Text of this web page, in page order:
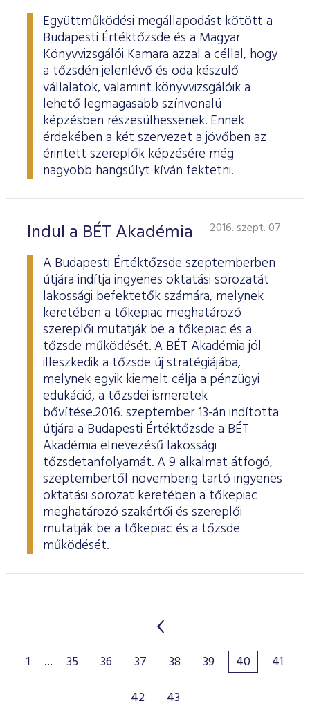
Együttműködési megállapodást kötött a
Budapesti Értéktőzsde és a Magyar
Könyvvizsgálói Kamara azzal a céllal, hogy
a tőzsdén jelenlévő és oda készülő
vállalatok, valamint könyvvizsgálóik a
lehető legmagasabb színvonalú
képzésben részesülhessenek. Ennek
érdekében a két szervezet a jövőben az
érintett szereplők képzésére még
nagyobb hangsúlyt kíván fektetni.
Indul a BÉT Akadémia 2016. szept. 07.
A Budapesti Értéktőzsde szeptemberben
útjára indítja ingyenes oktatási sorozatát
lakossági befektetők számára, melynek
keretében a tőkepiac meghatározó
szereplői mutatják be a tőkepiac és a
tőzsde működését. A BÉT Akadémia jól
illeszkedik a tőzsde új stratégiájába,
melynek egyik kiemelt célja a pénzügyi
edukáció, a tőzsdei ismeretek
bővítése.2016. szeptember 13-án indította
útjára a Budapesti Értéktőzsde a BÉT
Akadémia elnevezésű lakossági
tőzsdetanfolyamát. A 9 alkalmat átfogó,
szeptembertől novemberig tartó ingyenes
oktatási sorozat keretében a tőkepiac
meghatározó szakértői és szereplői
mutatják be a tőkepiac és a tőzsde
működését.
1 ... 35 36 37 38 39 40
41
42
43